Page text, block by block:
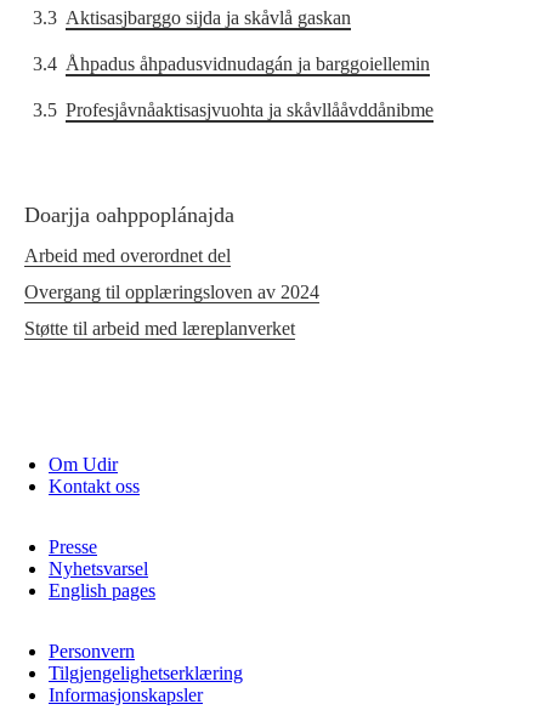
3.3 Aktisasjbarggo sijda ja skåvlå gaskan
3.4 Åhpadus åhpadusvidnudagán ja barggoiellemin
3.5 Profesjåvnåaktisasjvuohta ja skåvllååvddånibme
Doarjja oahppoplánajda
Arbeid med overordnet del
Overgang til opplæringsloven av 2024
Støtte til arbeid med læreplanverket
Om Udir
Kontakt oss
Presse
Nyhetsvarsel
English pages
Personvern
Tilgjengelighetserklæring
Informasjonskapsler